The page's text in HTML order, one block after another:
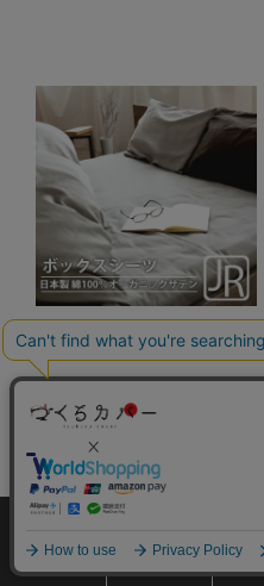
まるでシルク。ファーストクラスの
寝心地を
インドオーガニック超長綿サ
ボックスシーツ
ジュニア・セミシングルサイ
商品をさがす
サイズ
お買